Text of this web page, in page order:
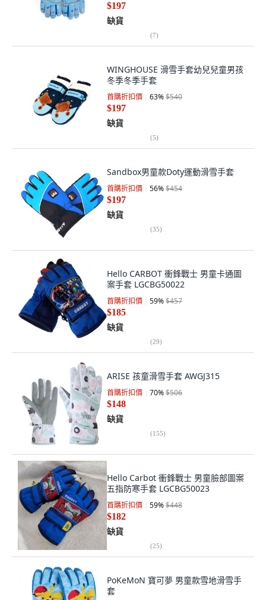
$197
缺貨
(7)
WINGHOUSE 滑雪手套幼兒兒童男孩
冬季冬季手套
首購折扣價 63%$540
$197
缺貨
(5)
Sandbox男童款Doty運動滑雪手套
首購折扣價 56%$454
$197
缺貨
(35)
Hello CARBOT 衝鋒戰士 男童卡通圖
案手套 LGCBG50022
首購折扣價 59%$457
$185
缺貨
(29)
ARISE 孩童滑雪手套 AWGJ315
首購折扣價 70%$506
$148
缺貨
(155)
Hello Carbot 衝鋒戰士 男童臉部圖案
五指防寒手套 LGCBG50023
首購折扣價 59%$448
$182
缺貨
(25)
PoKeMoN 寶可夢 男童款雪地滑雪手
套